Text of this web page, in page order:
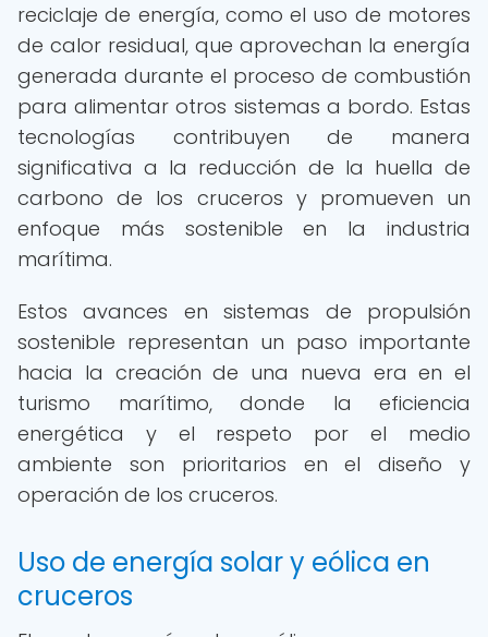
reciclaje de energía, como el uso de motores
de calor residual, que aprovechan la energía
generada durante el proceso de combustión
para alimentar otros sistemas a bordo. Estas
tecnologías contribuyen de manera
significativa a la reducción de la huella de
carbono de los cruceros y promueven un
enfoque más sostenible en la industria
marítima.
Estos avances en sistemas de propulsión
sostenible representan un paso importante
hacia la creación de una nueva era en el
turismo marítimo, donde la eficiencia
energética y el respeto por el medio
ambiente son prioritarios en el diseño y
operación de los cruceros.
Uso de energía solar y eólica en
cruceros